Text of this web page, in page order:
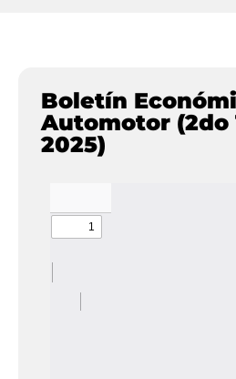
Boletín
Automotor
2025)